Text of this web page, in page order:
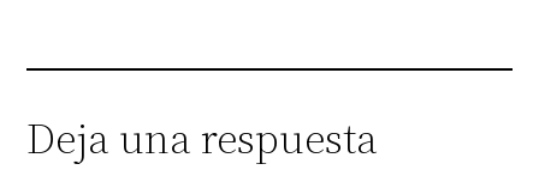
Deja una respuesta